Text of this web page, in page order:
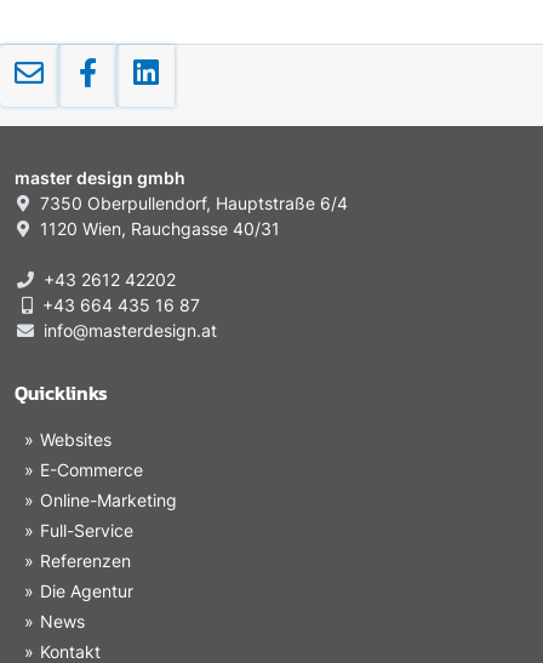
master design gmbh
7350 Oberpullendorf, Hauptstraße 6/4
1120 Wien, Rauchgasse 40/31
+43 2612 42202
+43 664 435 16 87
info@masterdesign.at
Quicklinks
Websites
E-Commerce
Online-Marketing
Full-Service
Referenzen
Die Agentur
News
Kontakt